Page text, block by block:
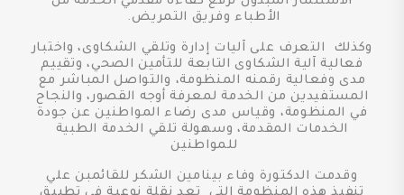
الأطباء وفريق التمريض.
وكذلك التعرف على آليات إدارة وتلقي الشكاوى، واختبار
فعالية آلية الشكاوى التابعة للتأمين الصحي، وتقييم
مدى وفعالية رقمنه المنظومة، والتواصل المباشر مع
المستفيدين من الخدمة لمعرفة أوجه القصور، والنجاح
في المنظومة، وقياس مدى رضاء المواطنين عن جودة
الخدمات المقدمة، وسهولة تلقي الخدمة الطبية
للمواطنين
وقدمت الدكتورة وفاء بينامين الشكر للقائمبن علي